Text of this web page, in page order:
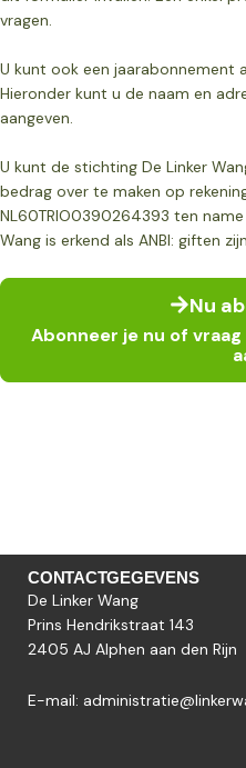
vragen.
U kunt ook een jaarabonnement
Hieronder kunt u de naam en
aangeven.
U kunt de stichting De Linker
bedrag over te maken op
NL60TRIO0390264393 ten name
Wang is erkend als ANBI: giften
Nu
Abonneer je nu of
CONTACTGEGEVENS
De Linker Wang
Prins Hendrikstraat 143
2405 AJ Alphen aan den Rijn
E-mail: